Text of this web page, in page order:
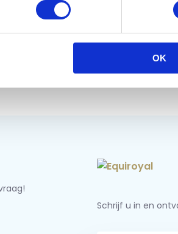
OK
Schrijf u in en